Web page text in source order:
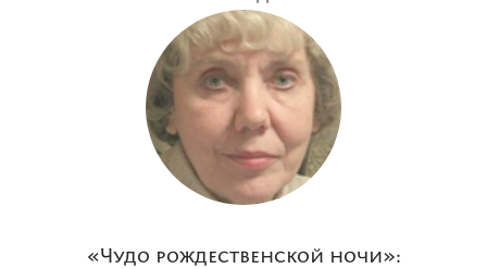
русской литературы Санкт-
Петербургского
государственного
университета
«Чудо рождественской ночи»: